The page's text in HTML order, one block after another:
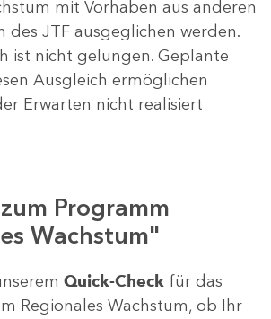
mit Vorhaben aus anderen
des JTF ausgeglichen werden.
ist nicht gelungen. Geplante
Ausgleich ermöglichen
Erwarten nicht realisiert
Programm
Wachstum"
Quick-Check für das
Regionales Wachstum, ob Ihr